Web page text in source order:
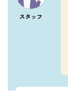
スタッフ